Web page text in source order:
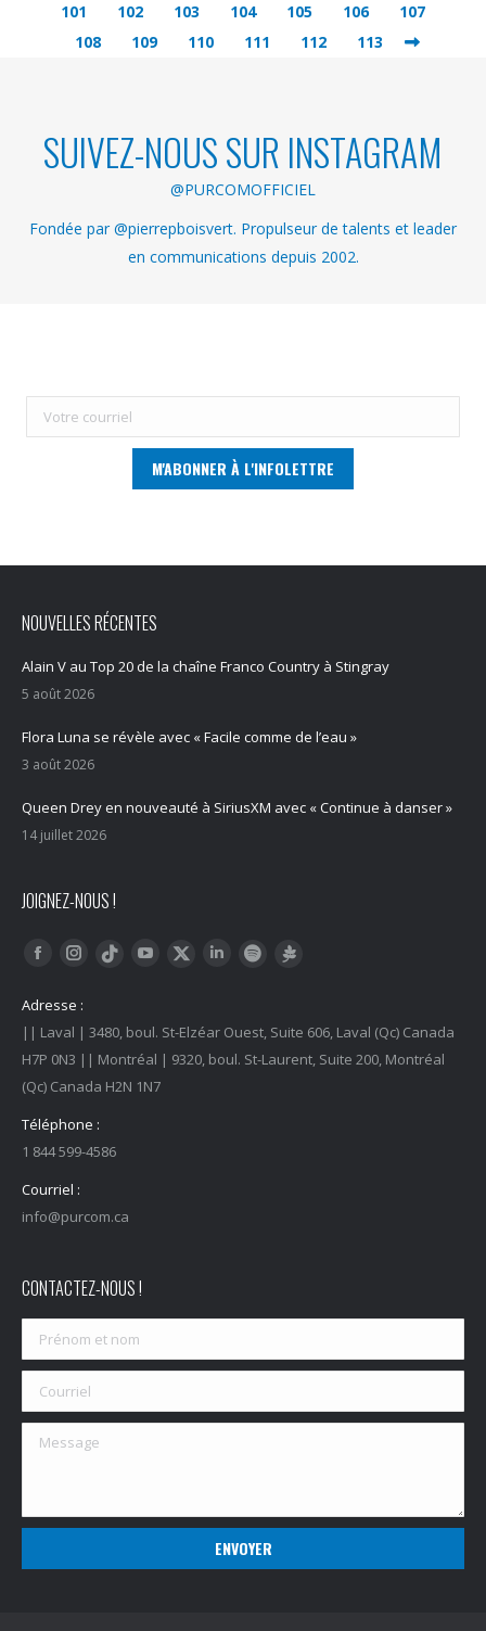
101
102 103 104 105 106
107
108
109 110 111 112 113
SUIVEZ-NOUS SUR INSTAGRAM
@PURCOMOFFICIEL
Fondée par @pierrepboisvert. Propulseur de talents et leader
en communications depuis 2002.
NOUVELLES RÉCENTES
Alain V au Top 20 de la chaîne Franco Country à Stingray
5 août 2026
Flora Luna se révèle avec « Facile comme de l’eau »
3 août 2026
Queen Drey en nouveauté à SiriusXM avec « Continue à danser »
14 juillet 2026
JOIGNEZ-NOUS !
Trouvez nous sur :
FacebookInstagram
Tiktok YouTubeTwitter LinkedInSpotify
Adresse :
|| Laval | 3480, boul. St-Elzéar Ouest, Suite 606, Laval (Qc) Canada
H7P 0N3 || Montréal | 9320, boul. St-Laurent, Suite 200, Montréal
(Qc) Canada H2N 1N7
Téléphone :
1 844 599-4586
Courriel :
info@purcom.ca
CONTACTEZ-NOUS !